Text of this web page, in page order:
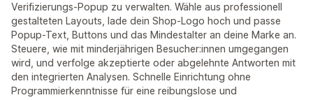
Verifizierungs-Popup zu verwalten. Wähle aus professionell
gestalteten Layouts, lade dein Shop-Logo hoch und passe
Popup-Text, Buttons und das Mindestalter an deine Marke an.
Steuere, wie mit minderjährigen Besucher:innen umgegangen
wird, und verfolge akzeptierte oder abgelehnte Antworten mit
den integrierten Analysen. Schnelle Einrichtung ohne
Programmierkenntnisse für eine reibungslose und